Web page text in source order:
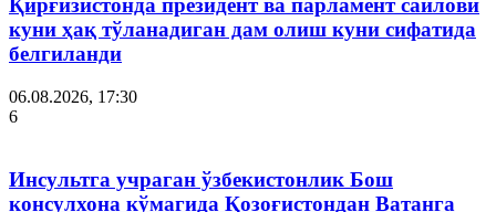
Қирғизистонда президент ва парламент сайлови
куни ҳақ тўланадиган дам олиш куни сифатида
белгиланди
06.08.2026, 17:30
6
Инсультга учраган ўзбекистонлик Бош
консулхона кўмагида Қозоғистондан Ватанга